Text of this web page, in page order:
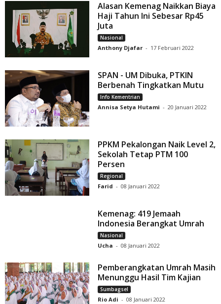
Alasan Kemenag Naikkan Biaya
Haji Tahun Ini Sebesar Rp45
Juta
Nasional
Anthony Djafar - 17 Februari 2022
SPAN - UM Dibuka, PTKIN
Berbenah Tingkatkan Mutu
Info Kementrian
Annisa Setya Hutami - 20 Januari 2022
PPKM Pekalongan Naik Level 2,
Sekolah Tetap PTM 100
Persen
Regional
Farid - 08 Januari 2022
Kemenag: 419 Jemaah
Indonesia Berangkat Umrah
Nasional
Ucha - 08 Januari 2022
Pemberangkatan Umrah Masih
Menunggu Hasil Tim Kajian
Sumbagsel
Rio Adi - 08 Januari 2022